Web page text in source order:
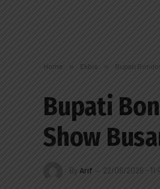
Home » Ekbis » Bupati
Bupati
Show
By Arif 22/06/2026 -